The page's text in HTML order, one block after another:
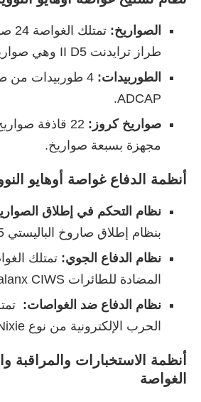
الصواريخ:
طراز ترايدنت II D5 وهي صواريخ عابرة للقارات
الطوربيدات:
ADCAP.
صواريخ كروز:
22 قاذفة
مجهزة بسبعة صواريخ.
أنظمة الدفاع غواصة أوهايو
نظام التحكم في إطلاق
بنظام إطلاق صاروخ الباليستي 5 (BLSS-5)
نظام الدفاع الجوي: تمتلك
المضادة للطائرات Mk-15 Phalanx CIWS
نظام الدفاع ضد الغواصات:
الحرب الإلكترونية من نوع AN/SLQ-25 Nixie
أنظمة الاستخبارات والمراقبة
الغواصة